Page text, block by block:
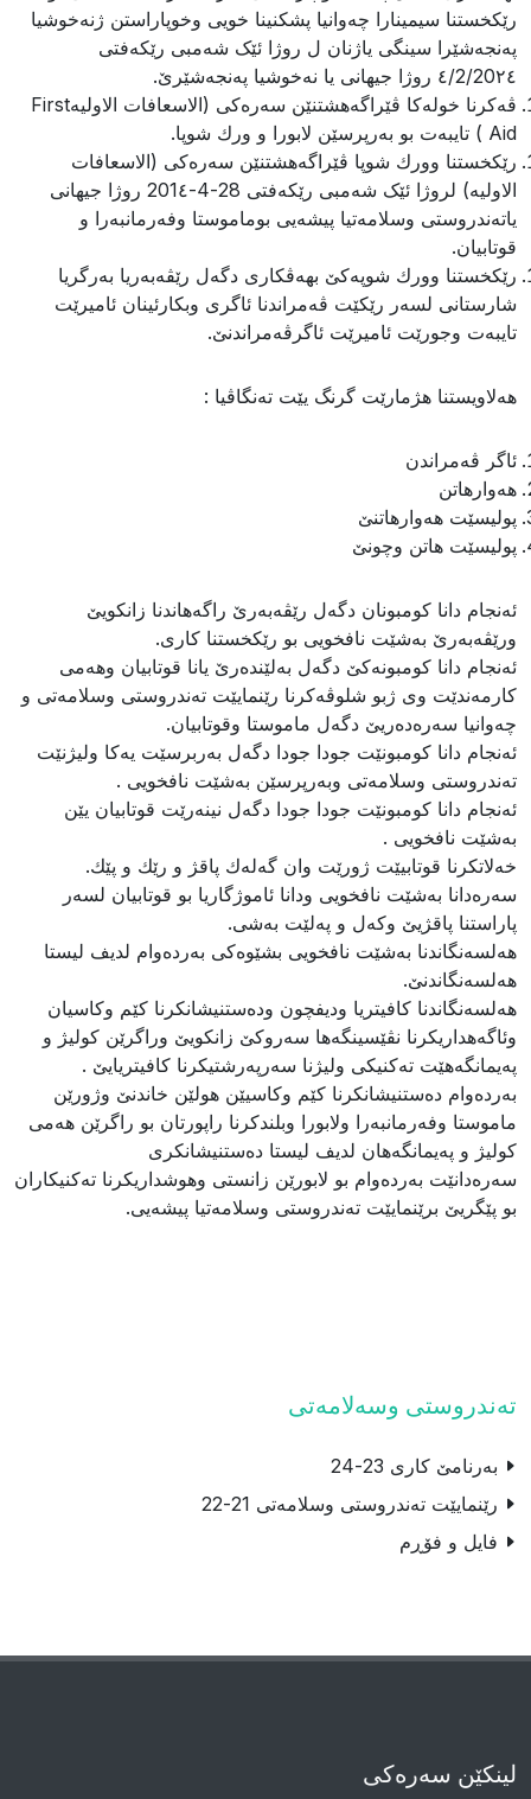
رێكخستنا سیمینارا چه‌وانیا پشكنینا خویى وخوپاراستن ژنه‌خوشیا
په‌نجه‌شێرا سینگى یاژنان ل روژا ئێک شەمبی رێکەفتی
٤/2/20٢٤ روژا جیهانى یا نه‌خوشیا په‌نجه‌شێرێ.
ڤه‌كرنا خوله‌كا ڤێراگه‌هشتنێن سه‌ره‌كى (الاسعافات الاولیه‌First
Aid ) تایبه‌ت بو به‌رپرسێن لابورا و ورك شوپا.
رێكخستنا وورك شوپا ڤێراگه‌هشتنێن سه‌ره‌كى (الاسعافات
الاولیه‌) لروژا ئێک شه‌مبى رێكه‌فتى 28-4-201٤ روژا جیهانى
یاته‌ندروستى وسلامه‌تیا پیشه‌یى بوماموستا وفه‌رمانبه‌را و
قوتابیان.
رێكخستنا وورك شوپه‌كێ بهه‌ڤكارى دگه‌ل رێڤه‌به‌ریا به‌رگریا
شارستانى لسه‌ر رێكێت ڤه‌مراندنا ئاگرى وبكارئینان ئامیرێت
تایبه‌ت وجورێت ئامیرێت ئاگرڤه‌مراندنێ.
هه‌لاویستنا هژمارێت گرنگ یێت ته‌نگاڤیا :
ئاگر ڤه‌مراندن
هه‌وارهاتن
پولیسێت هه‌وارهاتنێ
پولیسێت هاتن وچونێ
ئه‌نجام دانا كومبونان دگه‌ل رێڤه‌به‌رێ راگه‌هاندنا زانكویێ
ورێڤه‌به‌رێ به‌شێت نافخویى بو رێكخستنا كارى.
ئه‌نجام دانا كومبونه‌كێ دگه‌ل به‌لێنده‌رێ یانا قوتابیان وهه‌مى
كارمه‌ندێت وى ژبو شلوڤه‌كرنا رێنمایێت ته‌ندروستى وسلامه‌تى و
چه‌وانیا سه‌ره‌ده‌ریێ دگه‌ل ماموستا وقوتابیان.
ئه‌نجام دانا كومبونێت جودا جودا دگه‌ل به‌ربرسێت یه‌كا ولیژنێت
ته‌ندروستى وسلامه‌تى وبه‌رپرسێن به‌شێت نافخویى .
ئه‌نجام دانا كومبونێت جودا جودا دگه‌ل نینه‌رێت قوتابیان یێن
به‌شێت نافخویى .
خه‌لاتكرنا قوتابیێت ژورێت وان گه‌له‌ك پاقژ و رێك و پێك.
سه‌ره‌دانا به‌شێت نافخویى ودانا ئاموژگاریا بو قوتابیان لسه‌ر
پاراستنا پاقژیێ وكه‌ل و په‌لێت به‌شى.
هه‌لسه‌نگاندنا به‌شێت نافخویى بشێوه‌كى به‌رده‌وام لدیف لیستا
هه‌لسه‌نگاندنێ.
هه‌لسه‌نگاندنا كافیتریا ودیفچون وده‌ستنیشانكرنا كێم وكاسیان
وئاگه‌هداریكرنا نڤێسینگه‌ها سه‌روكێ زانكویێ وراگرێن كولیژ و
په‌یمانگه‌هێت ته‌كنیكى ولیژنا سه‌رپه‌رشتیكرنا كافیتریایێ .
به‌رده‌وام ده‌ستنیشانكرنا كێم وكاسیێن هولێن خاندنێ وژورێن
ماموستا وفه‌رمانبه‌را ولابورا وبلندكرنا راپورتان بو راگرێن هه‌مى
كولیژ و په‌یمانگه‌هان لدیف لیستا ده‌ستنیشانكرى
سه‌ره‌دانێت به‌رده‌وام بو لابورێن زانستى وهوشداریكرنا ته‌كنیكاران
بو پێگریێ برێنمایێت ته‌ندروستى وسلامه‌تیا پیشه‌یى.
ته‌ندروستى وسه‌لامه‌تى
بەرنامێ كارى 23-24
رێنمایێت تەندروستى وسلامەتى 21-22
فایل و فۆڕم
لینکێن سەرەکی